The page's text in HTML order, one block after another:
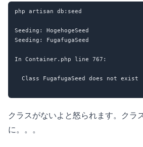
php artisan db:seed
Seeding: HogehogeSeed
Seeding: FugafugaSeed
In Container.php line 767:
  Class FugafugaSeed does not exist
クラスがないよと怒られます。クラ
に。。。